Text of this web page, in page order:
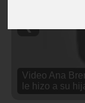
Video Ana
le hizo a su